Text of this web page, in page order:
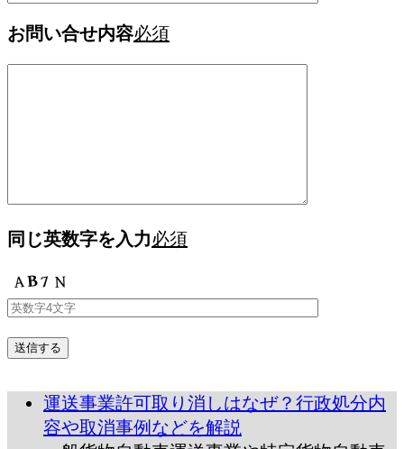
お問い合せ内容必須
同じ英数字を入力必須
運送事業許可取り消しはなぜ？行政処分内
容や取消事例などを解説